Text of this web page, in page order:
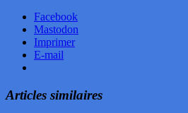
Facebook
Mastodon
Imprimer
E-mail
Articles similaires